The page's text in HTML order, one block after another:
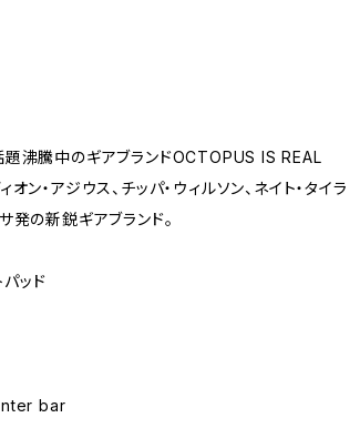
題沸騰中のギアブランドOCTOPUS IS REAL
ン・アジウス、チッパ・ウィルソン、ネイト・タイラ
発の新鋭ギアブランド。
ッド
bar